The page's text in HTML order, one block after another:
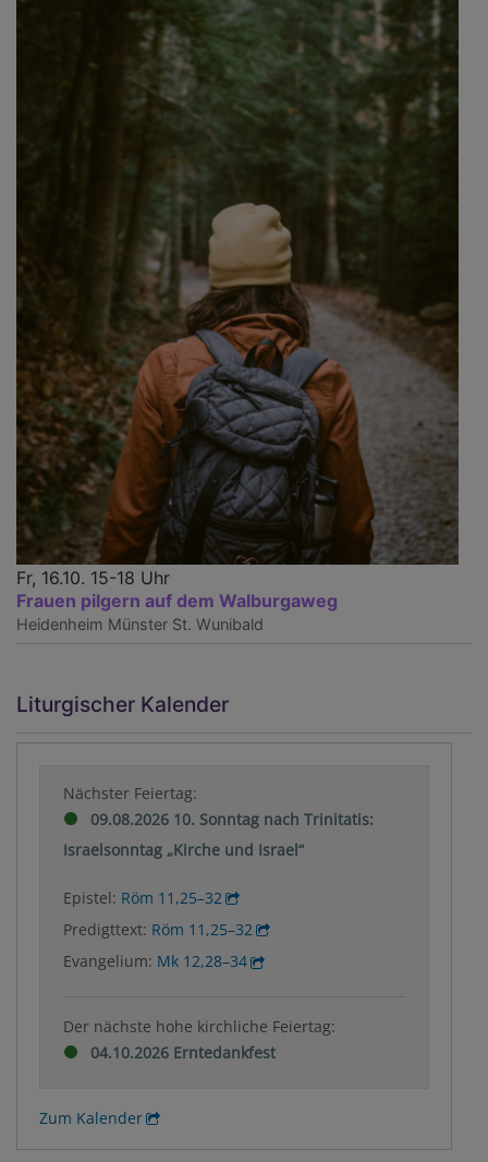
Fr, 16.10. 15-18 Uhr
Frauen pilgern auf dem Walburgaweg
Heidenheim Münster St. Wunibald
Liturgischer Kalender
Nächster Feiertag:
09.08.2026 10. Sonntag nach Trinitatis:
Israelsonntag „Kirche und Israel“
Epistel: Röm 11,25–32
Predigttext: Röm 11,25–32
Evangelium: Mk 12,28–34
Der nächste hohe kirchliche Feiertag:
04.10.2026 Erntedankfest
Zum Kalender